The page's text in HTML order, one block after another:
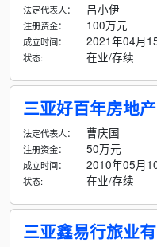
法定代表人： 吕小伊
注册资金： 100万元
成立时间： 2021年04月
状态: 在业/存续
三亚好百年房地
法定代表人： 曹庆国
注册资金： 50万元
成立时间： 2010年05月
状态: 在业/存续
三亚鑫易行旅业